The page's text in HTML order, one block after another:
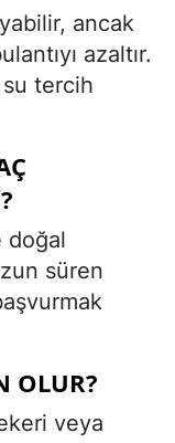
ancak
azaltır.
su tercih
doğal
süren
OLUR?
veya